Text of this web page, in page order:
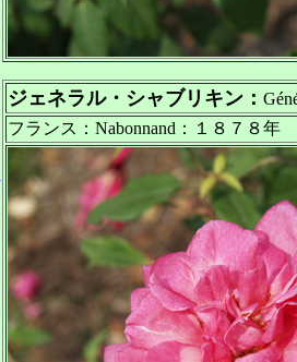
ジェネラル・シャブリキン：
フランス：Nabonnand：１８７８年